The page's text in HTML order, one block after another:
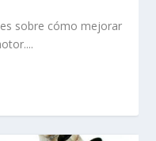
sobre cómo mejorar